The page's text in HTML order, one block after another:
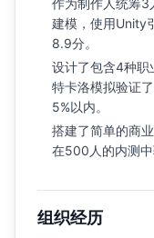
建模，使用Unity
8.9分。
设计了包含4种职
特卡洛模拟验证
5%以内。
搭建了简单的商
在500人的内测中
组织经历